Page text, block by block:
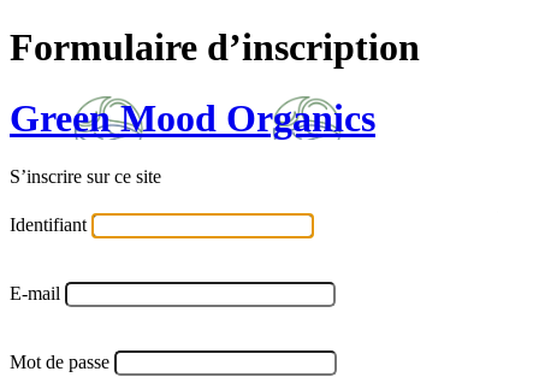
Formulaire d’inscription
Green Mood Organics
S’inscrire sur ce site
Identifiant
E-mail
Mot de passe